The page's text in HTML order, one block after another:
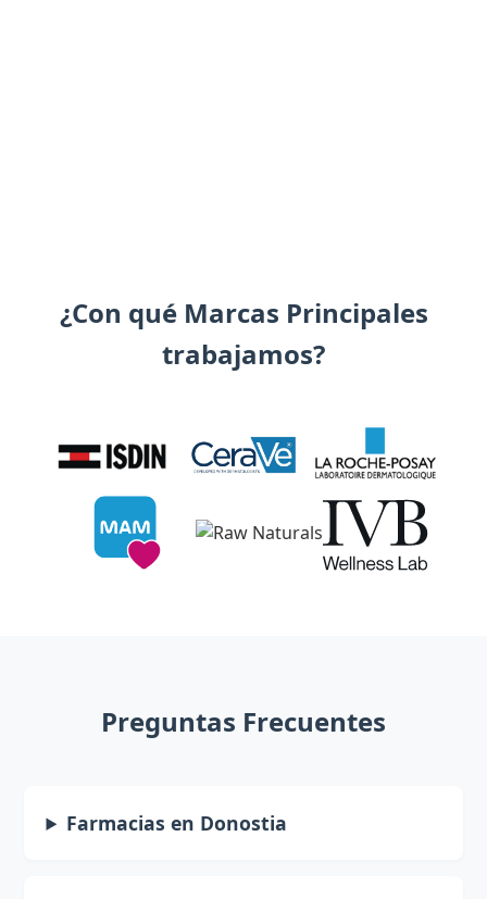
¿Con qué Marcas Principales
trabajamos?
Preguntas Frecuentes
Farmacias en Donostia